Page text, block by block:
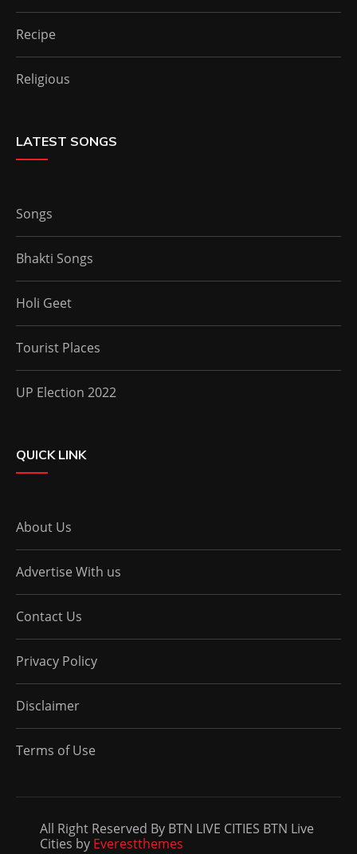
Recipe
Religious
LATEST SONGS
Songs
Bhakti Songs
Holi Geet
Tourist Places
UP Election 2022
QUICK LINK
About Us
Advertise With us
Contact Us
Privacy Policy
Disclaimer
Terms of Use
All Right Reserved By BTN LIVE CITIES BTN Live
Cities by Everestthemes